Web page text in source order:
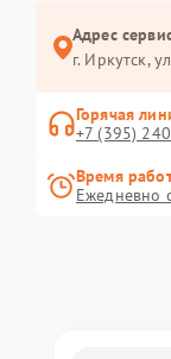
Адрес
г. Иркутск,
Горячая
+7 (395)
Время
Ежедневно